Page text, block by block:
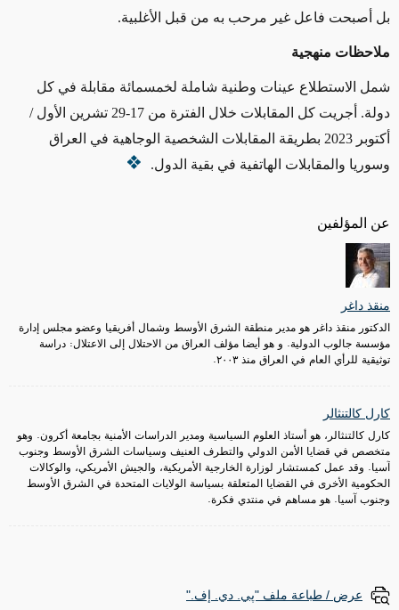
عن المؤلفين
منقذ داغر
الدكتور منقذ داغر هو مدير منطقة الشرق الأوسط وشمال أفريقيا وعضو مجلس إدارة
مؤسسة جالوب الدولية. و هو أيضا مؤلف العراق من الاحتلال إلى الاعتلال: دراسة
توثيقية للرأي العام في العراق منذ ٢٠٠٣.
كارل كالتنثالر
كارل كالتنثالر، هو أستاذ العلوم السياسية ومدير الدراسات الأمنية بجامعة أكرون. وهو
متخصص في قضايا الأمن الدولي والتطرف العنيف وسياسات الشرق الأوسط وجنوب
آسيا. وقد عمل كمستشار لوزارة الخارجية الأمريكية، والجيش الأمريكي، والوكالات
الحكومية الأخرى في القضايا المتعلقة بسياسة الولايات المتحدة في الشرق الأوسط
وجنوب آسيا. هو مساهم في منتدي فكرة.
بل أصبحت فاعل غير مرحب به من قبل الأغلبية.
ملاحظات منهجية
شمل الاستطلاع عينات وطنية شاملة لخمسمائة مقابلة في كل
دولة. أجريت كل المقابلات خلال الفترة من 17-29 تشرين الأول /
أكتوبر 2023 بطريقة المقابلات الشخصية الوجاهية في العراق
وسوريا والمقابلات الهاتفية في بقية الدول.
عرض / طباعة ملف "پي. دي. إف."